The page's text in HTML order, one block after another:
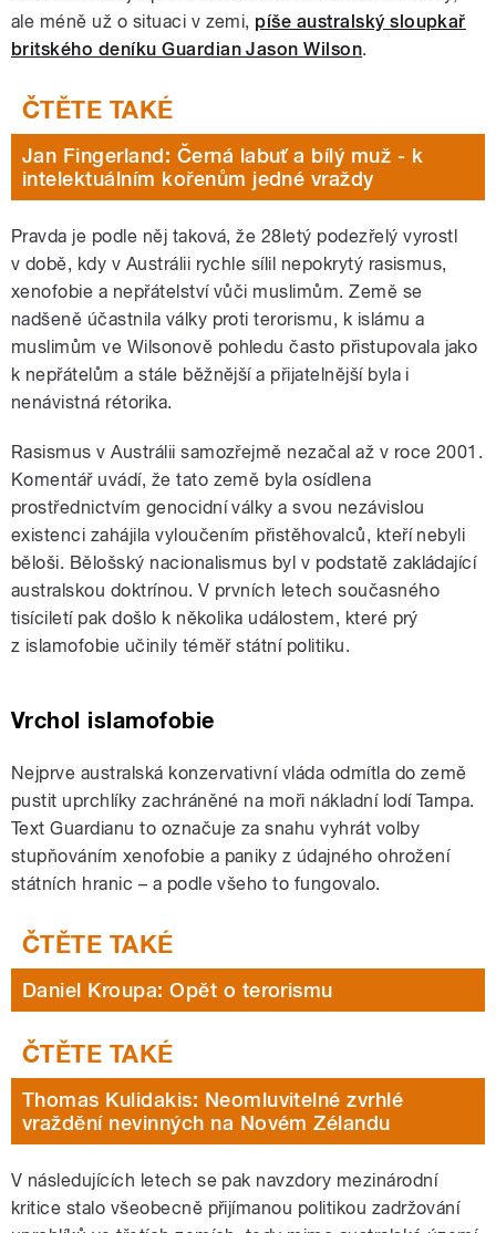
ale méně už o situaci v zemi, píše australský sloupkař
britského deníku Guardian Jason Wilson.
Jan Fingerland: Černá labuť a bílý muž - k
intelektuálním kořenům jedné vraždy
Pravda je podle něj taková, že 28letý podezřelý vyrostl
v době, kdy v Austrálii rychle sílil nepokrytý rasismus,
xenofobie a nepřátelství vůči muslimům. Země se
nadšeně účastnila války proti terorismu, k islámu a
muslimům ve Wilsonově pohledu často přistupovala jako
k nepřátelům a stále běžnější a přijatelnější byla i
nenávistná rétorika.
Rasismus v Austrálii samozřejmě nezačal až v roce 2001.
Komentář uvádí, že tato země byla osídlena
prostřednictvím genocidní války a svou nezávislou
existenci zahájila vyloučením přistěhovalců, kteří nebyli
běloši. Bělošský nacionalismus byl v podstatě zakládající
australskou doktrínou. V prvních letech současného
tisíciletí pak došlo k několika událostem, které prý
z islamofobie učinily téměř státní politiku.
Vrchol islamofobie
Nejprve australská konzervativní vláda odmítla do země
pustit uprchlíky zachráněné na moři nákladní lodí Tampa.
Text Guardianu to označuje za snahu vyhrát volby
stupňováním xenofobie a paniky z údajného ohrožení
státních hranic – a podle všeho to fungovalo.
Daniel Kroupa: Opět o terorismu
Thomas Kulidakis: Neomluvitelné zvrhlé
vraždění nevinných na Novém Zélandu
V následujících letech se pak navzdory mezinárodní
kritice stalo všeobecně přijímanou politikou zadržování